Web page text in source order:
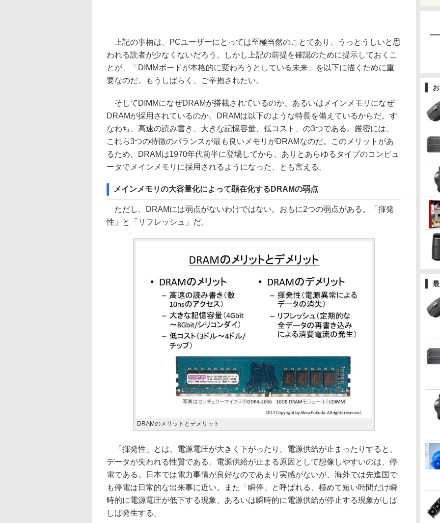
上記の事柄は、PCユーザーにとっては至極当然のことであり、うっとうしいと思
われる読者が少なくないだろう。しかし上記の前提を確認のために提示しておくこ
とが、「DIMMボードが本格的に変わろうとしている未来」を以下に描くために重
要なのだ。もうしばらく、ご辛抱されたい。
そしてDIMMになぜDRAMが搭載されているのか、あるいはメインメモリになぜ
DRAMが採用されているのか。DRAMは以下のような特長を備えているからだ。す
なわち、高速の読み書き、大きな記憶容量、低コスト、の3つである。厳密には、
これら3つの特徴のバランスが最も良いメモリがDRAMなのだ。このメリットがあ
るため、DRAMは1970年代前半に登場してから、ありとあらゆるタイプのコンピュ
ータでメインメモリに採用されるようになった、とも言える。
メインメモリの大容量化によって顕在化するDRAMの弱点
ただし、DRAMには弱点がないわけではない。おもに2つの弱点がある。「揮発
性」と「リフレッシュ」だ。
DRAMのメリットとデメリット
「揮発性」とは、電源電圧が大きく下がったり、電源供給が止まったりすると、
データが失われる性質である。電源供給が止まる原因として想像しやすいのは、停
電である。日本では電力事情が良好なのであまり実感がないが、海外では先進国で
も停電は日常的な出来事に近い。また「瞬停」と呼ばれる、極めて短い時間だけ瞬
時的に電源電圧が低下する現象、あるいは瞬時的に電源供給が停止する現象がしば
しば発生する。